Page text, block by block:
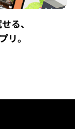
る、
リ。